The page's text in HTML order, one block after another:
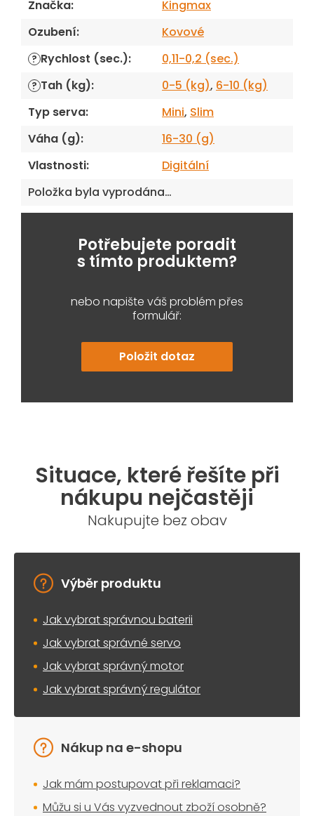
Značka:
Kingmax
Ozubení: Kovové
? Rychlost (sec.): 0,11-0,2 (sec.)
? Tah (kg): 0-5 (kg), 6-10 (kg)
Typ serva: Mini, Slim
Váha (g):
16-30 (g)
Vlastnosti:
Digitální
Položka byla vyprodána…
Potřebujete poradit
s tímto produktem?
nebo napište váš problém přes
formulář:
Položit dotaz
Situace, které řešíte při
nákupu nejčastěji
Nakupujte bez obav
Výběr produktu
Jak vybrat správnou baterii
Jak vybrat správné servo
Jak vybrat správný motor
Jak vybrat správný regulátor
Nákup na e-shopu
Jak mám postupovat při reklamaci?
Můžu si u Vás vyzvednout zboží osobně?